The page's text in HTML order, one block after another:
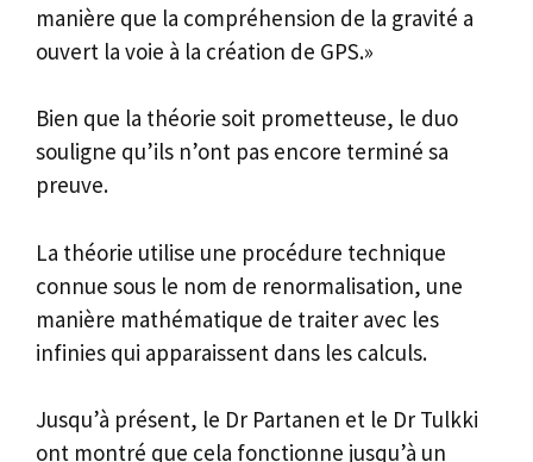
manière que la compréhension de la gravité a
ouvert la voie à la création de GPS.»
Bien que la théorie soit prometteuse, le duo
souligne qu’ils n’ont pas encore terminé sa
preuve.
La théorie utilise une procédure technique
connue sous le nom de renormalisation, une
manière mathématique de traiter avec les
infinies qui apparaissent dans les calculs.
Jusqu’à présent, le Dr Partanen et le Dr Tulkki
ont montré que cela fonctionne jusqu’à un